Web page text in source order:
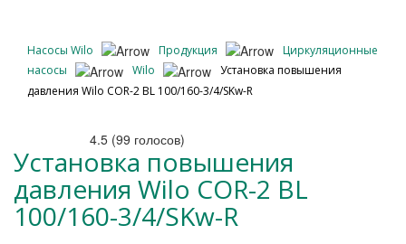
Насосы Wilo Продукция
Циркуляционные
насосы
Wilo
Установка повышения
давления Wilo COR-2 BL 100/160-3/4/SKw-R
4.5 (99 голосов)
Установка повышения
давления Wilo COR-2 BL
100/160-3/4/SKw-R